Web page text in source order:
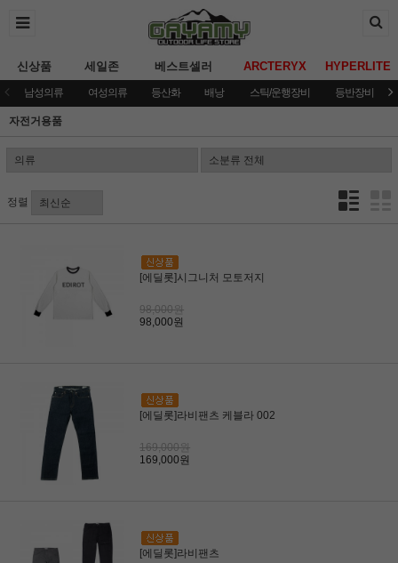
신상품 세일존 베스트셀러 ARCTERYX HYPERLITE
남성의류 여성의류 등산화 배낭 스틱/운행장비 등반장비
자전거용품
정렬
[에딜롯]시그니처 모토저지
98,000원
98,000원
[에딜롯]라비팬츠 케블라 002
169,000원
169,000원
[에딜롯]라비팬츠